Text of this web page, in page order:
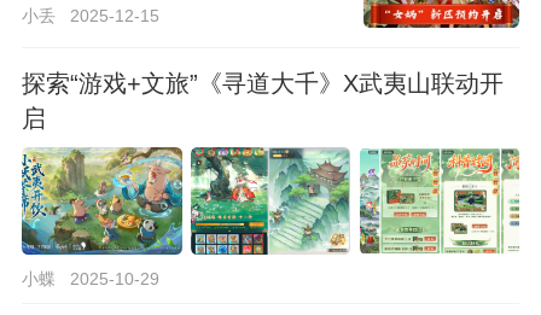
小丢 2025-12-15
探索“游戏+文旅”《寻道大千》X武夷山联动开
启
小蝶 2025-10-29